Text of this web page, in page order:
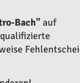
von
Bach" auf